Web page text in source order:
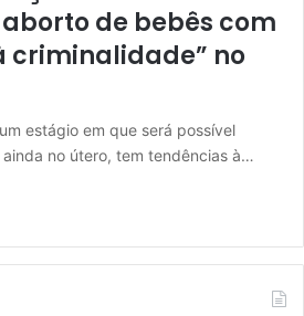
de bebês com
criminalidade” no
estágio em que será possível
no útero, tem tendências à…